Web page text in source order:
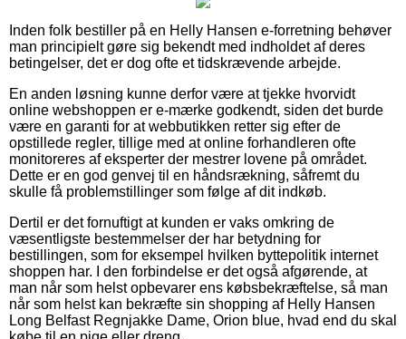
Inden folk bestiller på en Helly Hansen e-forretning behøver
man principielt gøre sig bekendt med indholdet af deres
betingelser, det er dog ofte et tidskrævende arbejde.
En anden løsning kunne derfor være at tjekke hvorvidt
online webshoppen er e-mærke godkendt, siden det burde
være en garanti for at webbutikken retter sig efter de
opstillede regler, tillige med at online forhandleren ofte
monitoreres af eksperter der mestrer lovene på området.
Dette er en god genvej til en håndsrækning, såfremt du
skulle få problemstillinger som følge af dit indkøb.
Dertil er det fornuftigt at kunden er vaks omkring de
væsentligste bestemmelser der har betydning for
bestillingen, som for eksempel hvilken byttepolitik internet
shoppen har. I den forbindelse er det også afgørende, at
man når som helst opbevarer ens købsbekræftelse, så man
når som helst kan bekræfte sin shopping af Helly Hansen
Long Belfast Regnjakke Dame, Orion blue, hvad end du skal